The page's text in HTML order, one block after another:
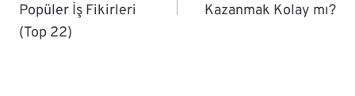
Popüler İş Fikirleri
(Top 22)
Kazanmak Kolay mı?